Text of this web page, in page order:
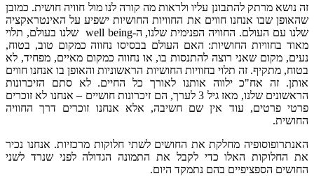
זה נושא מרתק להתבונן עליו ולראות מה קורה לנו מול חוויה חושית. כמובן
שהאופן שבו אנחנו חווים את החוויות החושיות ישפיע על האינטראקציה
שלנו עם העולם. החוויה הפנימית שלנו, ה-well being שלנו בעולם, תלוי
מאוד בחוויות החושיות: האם העולם בבסיסו נחווה כמקום טוב, בטוח,
נעים, מקום שאני רוצה להתנסות בו, או נחווה כמקום מאיים, מפחיד, לא
בטוח, מתקיף. זה תלוי בחוויות החושיות הראשוניות והאופן בו אנחנו חווים
אותן. זה אח"כ ילווה אותנו לאורך כל החיים. לא סתם הזיכרונות
הראשונים שלנו, מאז גיל 3 לערך, הם זיכרונות חושיים – אנחנו לא זוכרים
פרטי פרטים, עוד אין שם חשיבה, אלא אנחנו זוכרים דרך החוויה
החושית.
האנתרופוסופיה מחלקת את החושים לשתי חלוקות מרכזיות. אנחנו נכיר
את החלוקות האלו כדי לקבל את התמונה הגדולה לפני שנרד לשני
החושים הספציפיים בהם נתמקד היום.